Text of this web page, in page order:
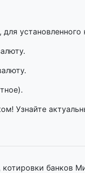
установленного
Узнайте
банков